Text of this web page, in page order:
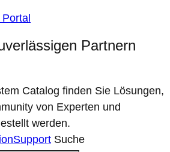
Partnern
Catalog finden Sie Lösungen,
von Experten und
werden.
Support Suche